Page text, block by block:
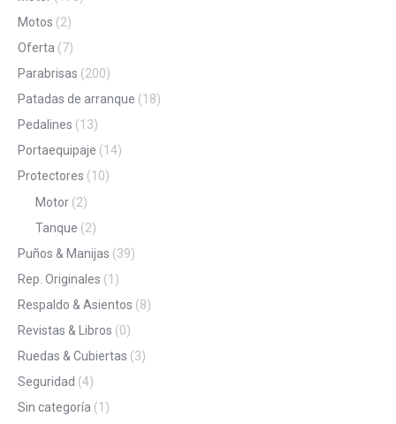
Motos (2)
Oferta (7)
Parabrisas (200)
Patadas de arranque (18)
Pedalines (13)
Portaequipaje (14)
Protectores (10)
Motor (2)
Tanque (2)
Puños & Manijas (39)
Rep. Originales (1)
Respaldo & Asientos (8)
Revistas & Libros (0)
Ruedas & Cubiertas (3)
Seguridad (4)
Sin categoría (1)